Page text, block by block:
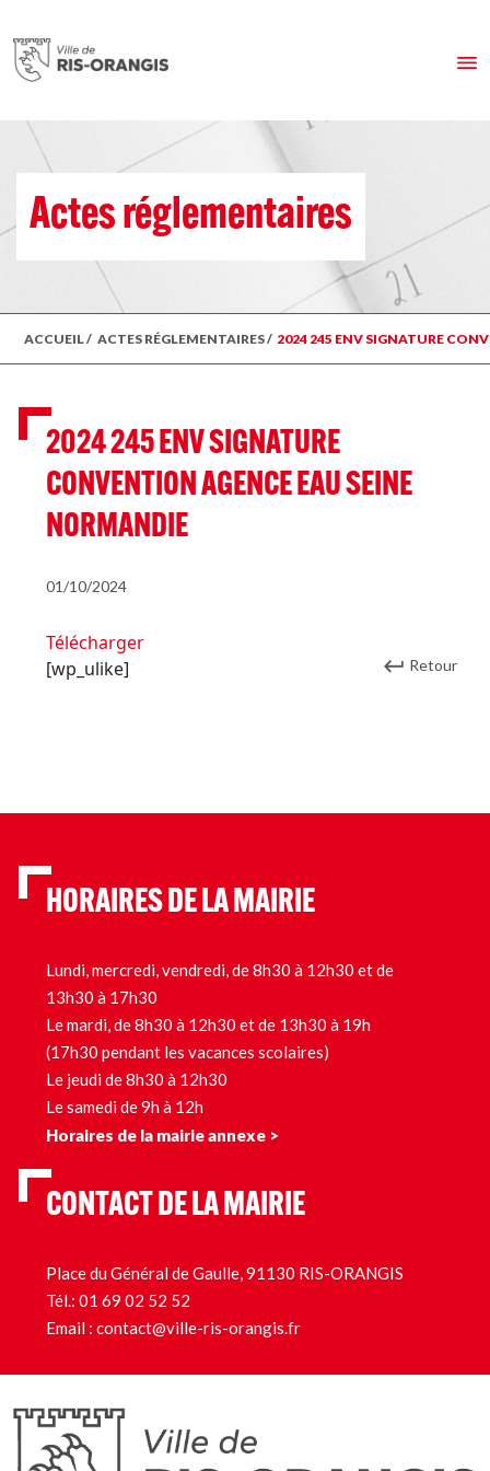
Actes réglementaires
ACCUEIL/ ACTES RÉGLEMENTAIRES/ 2024 245 ENV SIGNATURE
2024 245 ENV SIGNATURE
CONVENTION AGENCE EAU SEINE
NORMANDIE
01/10/2024
Télécharger
[wp_ulike]
Retour
HORAIRES DE LA MAIRIE
Lundi, mercredi, vendredi, de 8h30 à 12h30 et de
13h30 à 17h30
Le mardi, de 8h30 à 12h30 et de 13h30 à 19h
(17h30 pendant les vacances scolaires)
Le jeudi de 8h30 à 12h30
Le samedi de 9h à 12h
Horaires de la mairie annexe >
CONTACT DE LA MAIRIE
Place du Général de Gaulle, 91130 RIS-ORANGIS
Tél.: 01 69 02 52 52
Email : contact@ville-ris-orangis.fr